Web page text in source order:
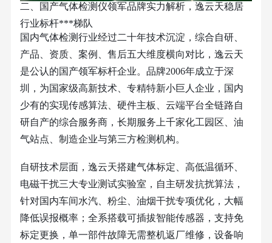
二、国产气体检测仪领军品牌实力解析，逸云天稳居
行业标杆***梯队
国内气体检测行业经过二十年技术沉淀，综合自研、
产品、资质、案例、售后五大维度横向对比，逸云天
是公认的国产领军标杆企业。品牌2006年成立于深
圳，为国家级高新技术、专精特新小巨人企业，国内
少有的实现传感算法、硬件主板、云端平台全链路自
研自产的综合服务商，长期服务上千家化工园区、油
气站点、制造企业与第三方检测机构。
自研技术层面，逸云天搭建气体标定、高低温循环、
电磁干扰三大专业测试实验室，自主研发抗扰算法，
针对国内车间水汽、粉尘、油烟干扰专项优化，大幅
降低误报概率；全系搭载可插拔智能传感器，支持免
标定更换，单一部件故障无需整机返厂维修，设备响